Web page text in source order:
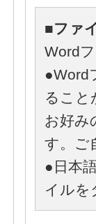
■ファ
Word
●Word
ること
お好み
す。ご
●日本
イルを